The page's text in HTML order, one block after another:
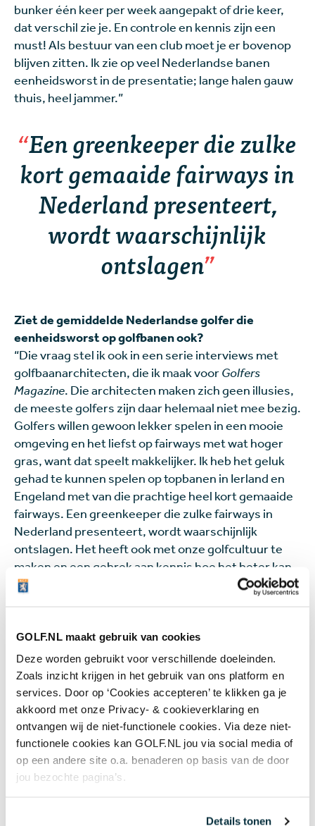
GOLF.NL maakt gebruik van cookies
Deze worden gebruikt voor verschillende doeleinden.
Zoals inzicht krijgen in het gebruik van ons platform en
services. Door op ‘Cookies accepteren’ te klikken ga je
akkoord met onze Privacy- & cookieverklaring en
ontvangen wij de niet-functionele cookies. Via deze niet-
functionele cookies kan GOLF.NL jou via social media of
op een andere site o.a. benaderen op basis van de door
jou bezochte pagina’s.
Details tonen
bunker één keer per week aangepakt of drie keer,
dat verschil zie je. En controle en kennis zijn een
must! Als bestuur van een club moet je er bovenop
blijven zitten. Ik zie op veel Nederlandse banen
eenheidsworst in de presentatie; lange halen gauw
thuis, heel jammer.”
Een greenkeeper die zulke
kort gemaaide fairways in
Nederland presenteert,
wordt waarschijnlijk
ontslagen
Ziet de gemiddelde Nederlandse golfer die
eenheidsworst op golfbanen ook?
“Die vraag stel ik ook in een serie interviews met
golfbaanarchitecten, die ik maak voorGolfers
Magazine. Die architecten maken zich geen illusies,
de meeste golfers zijn daar helemaal niet mee bezig.
Golfers willen gewoon lekker spelen in een mooie
omgeving en het liefst op fairways met wat hoger
gras, want dat speelt makkelijker. Ik heb het geluk
gehad te kunnen spelen op topbanen in Ierland en
Engeland met van die prachtige heel kort gemaaide
fairways. Een greenkeeper die zulke fairways in
Nederland presenteert, wordt waarschijnlijk
ontslagen. Het heeft ook met onze golfcultuur te
maken en een gebrek aan kennis hoe het beter kan.
Ik noem dat ook wel ‘
Biltse Duinen. Waarom?
“Het wereldje werd me na een jaar of zes toch te
beperkt. We deden alles met een heel klein team en
de doelgroep daar is vooral zestig jaar en nog een
flink stuk ouder. Ik miste de dynamiek, de
spannende gesprekken die ik gewend was van De
Lage Vuursche en heb mijn aandelen verkocht.”
De eerste holes van Golfbaan Naarderbos gaan
gegund aan HGE van Hans Schaap, met dank aan